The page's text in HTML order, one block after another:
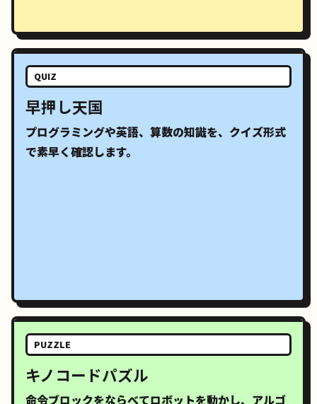
QUIZ
早押し天国
プログラミングや英語、算数の知識を、クイズ形式
で素早く確認します。
PUZZLE
キノコードパズル
命令ブロックをならべてロボットを動かし、アルゴ